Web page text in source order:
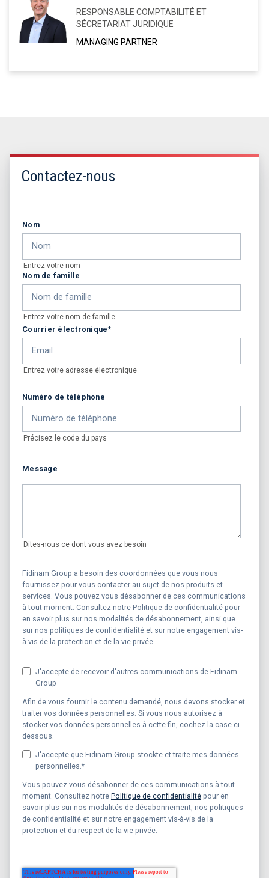
RESPONSABLE COMPTABILITÉ ET
SÉCRETARIAT JURIDIQUE
MANAGING PARTNER
Contactez-nous
Nom
Entrez votre nom
Nom de famille
Entrez votre nom de famille
Courrier électronique*
Entrez votre adresse électronique
Numéro de téléphone
Précisez le code du pays
Message
Dites-nous ce dont vous avez besoin
Fidinam Group a besoin des coordonnées que vous nous
fournissez pour vous contacter au sujet de nos produits et
services. Vous pouvez vous désabonner de ces communications
à tout moment. Consultez notre Politique de confidentialité pour
en savoir plus sur nos modalités de désabonnement, ainsi que
sur nos politiques de confidentialité et sur notre engagement vis-
à-vis de la protection et de la vie privée.
J'accepte de recevoir d'autres communications de Fidinam
Group
Afin de vous fournir le contenu demandé, nous devons stocker et
traiter vos données personnelles. Si vous nous autorisez à
stocker vos données personnelles à cette fin, cochez la case ci-
dessous.
J'accepte que Fidinam Group stockte et traite mes données
personnelles. *
Vous pouvez vous désabonner de ces communications à tout
moment. Consultez notre Politique de confidentialité pour en
savoir plus sur nos modalités de désabonnement, nos politiques
de confidentialité et sur notre engagement vis-à-vis de la
protection et du respect de la vie privée.